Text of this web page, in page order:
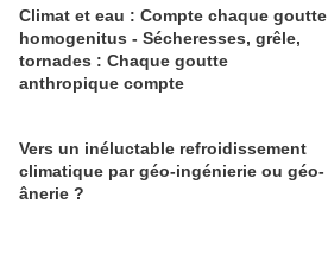
Climat et eau : Compte chaque goutte
homogenitus - Sécheresses, grêle,
tornades : Chaque goutte
anthropique compte
Vers un inéluctable refroidissement
climatique par géo-ingénierie ou géo-
ânerie ?